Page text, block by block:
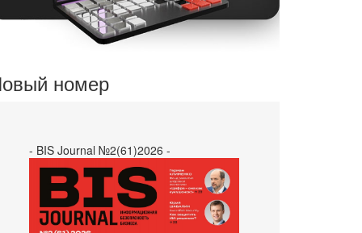
номер
- BIS Journal №2(61)2026 -